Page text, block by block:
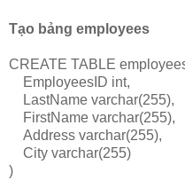
Tạo bảng employees
CREATE TABLE
    EmployeesID int,
    LastName varchar(255),
    FirstName varchar(255),
    Address varchar(255),
    City varchar(255)
)